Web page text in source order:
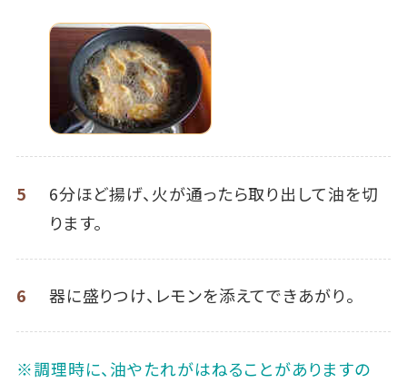
5
6分ほど揚げ、火が通ったら取り出して油を切
ります。
6 器に盛りつけ、レモンを添えてできあがり。
※調理時に、油やたれがはねることがありますの